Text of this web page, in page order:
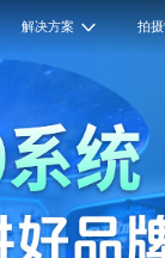
解决方案 拍